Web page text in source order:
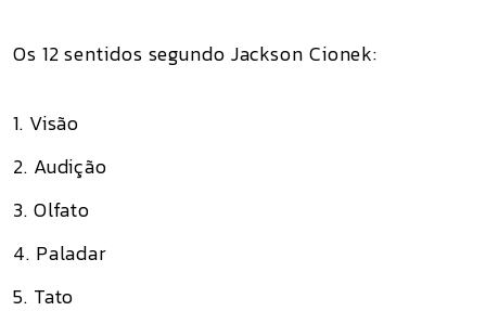
Os 12 sentidos segundo Jackson Cionek:
1. Visão
2. Audição
3. Olfato
4. Paladar
5. Tato